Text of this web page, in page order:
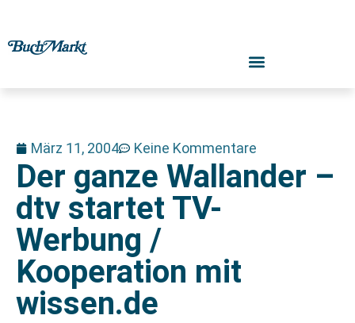
März 11, 2004 Keine Kommentare
Der ganze Wallander –
dtv startet TV-
Werbung /
Kooperation mit
wissen.de